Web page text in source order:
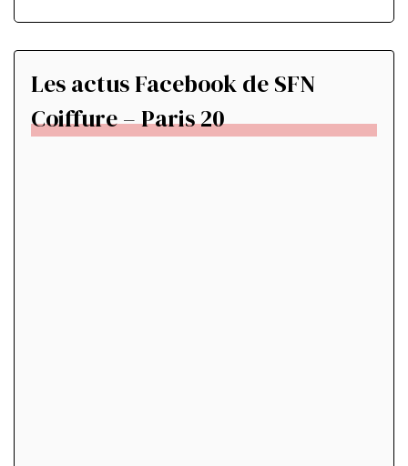
Les actus Facebook de SFN
Coiffure – Paris 20